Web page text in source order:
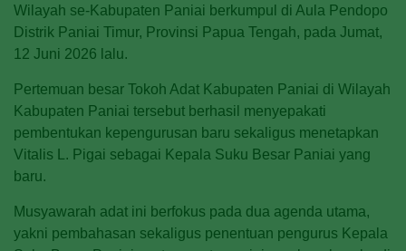
Wilayah se-Kabupaten Paniai berkumpul di Aula Pendopo
Distrik Paniai Timur, Provinsi Papua Tengah, pada Jumat,
12 Juni 2026 lalu.
Pertemuan besar Tokoh Adat Kabupaten Paniai di Wilayah
Kabupaten Paniai tersebut berhasil menyepakati
pembentukan kepengurusan baru sekaligus menetapkan
Vitalis L. Pigai sebagai Kepala Suku Besar Paniai yang
baru.
Musyawarah adat ini berfokus pada dua agenda utama,
yakni pembahasan sekaligus penentuan pengurus Kepala